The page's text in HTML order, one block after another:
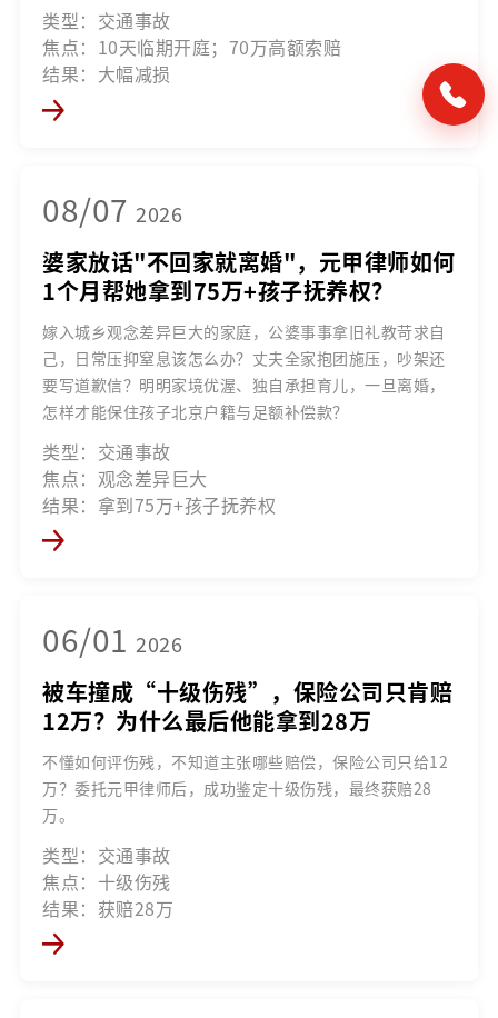
类型：交通事故
焦点：10天临期开庭；70万高额索赔
结果：大幅减损
08/07 2026
婆家放话"不回家就离婚"，元甲律师如何
1个月帮她拿到75万+孩子抚养权？
嫁入城乡观念差异巨大的家庭，公婆事事拿旧礼教苛求自
己，日常压抑窒息该怎么办？丈夫全家抱团施压，吵架还
要写道歉信？明明家境优渥、独自承担育儿，一旦离婚，
怎样才能保住孩子北京户籍与足额补偿款？
类型：交通事故
焦点：观念差异巨大
结果：拿到75万+孩子抚养权
06/01 2026
被车撞成“十级伤残”，保险公司只肯赔
12万？为什么最后他能拿到28万
不懂如何评伤残，不知道主张哪些赔偿，保险公司只给12
万？委托元甲律师后，成功鉴定十级伤残，最终获赔28
万。
类型：交通事故
焦点：十级伤残
结果：获赔28万